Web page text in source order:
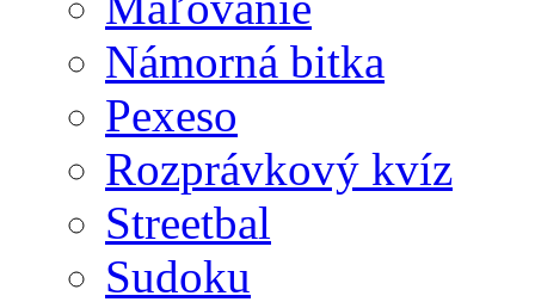
Námorná bitka
Pexeso
Rozprávkový kvíz
Streetbal
Sudoku